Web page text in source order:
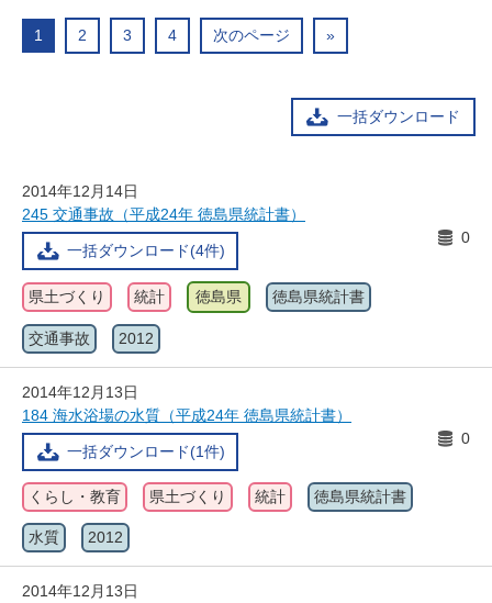
1 2 3 4 次のページ »
一括ダウンロード
2014年12月14日
245 交通事故（平成24年 徳島県統計書）
一括ダウンロード(4件)
0
県土づくり 統計 徳島県 徳島県統計書
交通事故 2012
2014年12月13日
184 海水浴場の水質（平成24年 徳島県統計書）
一括ダウンロード(1件)
0
くらし・教育 県土づくり 統計 徳島県統計書
水質 2012
2014年12月13日